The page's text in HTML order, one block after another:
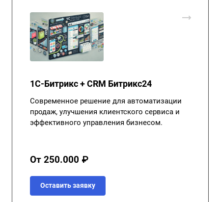
1С-Битрикс + CRM Битрикс24
Современное решение для автоматизации
продаж, улучшения клиентского сервиса и
эффективного управления бизнесом.
От 250.000 ₽
Оставить заявку